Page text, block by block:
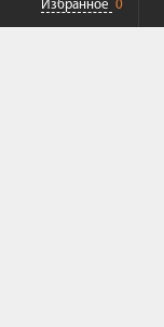
Избранное 0